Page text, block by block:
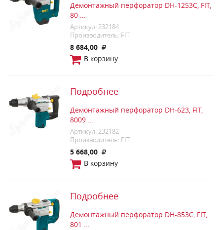
Демонтажный перфоратор DH-1253C, FIT,
80 ...
Артикул: 232184
Производитель: FIT
8 684,00
В корзину
Подробнее
Демонтажный перфоратор DH-623, FIT,
8009 ...
Артикул: 232182
Производитель: FIT
5 668,00
В корзину
Подробнее
Демонтажный перфоратор DH-853C, FIT,
801 ...